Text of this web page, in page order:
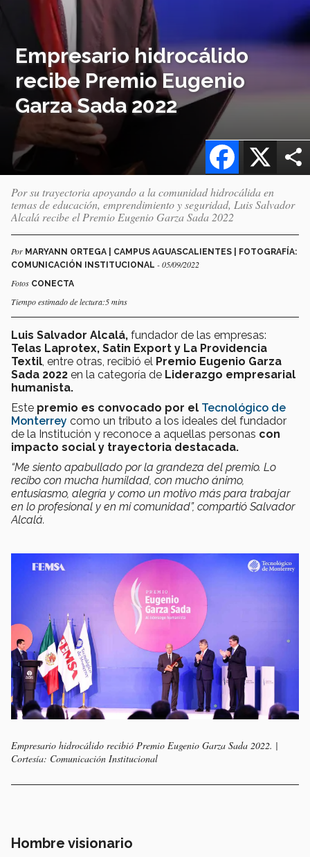
Empresario hidrocálido
recibe Premio Eugenio
Garza Sada 2022
X
Facebook
Por su trayectoria apoyando a la comunidad hidrocálida en
temas de educación, emprendimiento y seguridad, Luis Salvador
Alcalá recibe el Premio Eugenio Garza Sada 2022
Por MARYANN ORTEGA | CAMPUS AGUASCALIENTES | FOTOGRAFÍA:
COMUNICACIÓN INSTITUCIONAL - 05/09/2022
Fotos CONECTA
Tiempo estimado de lectura:5 mins
Luis Salvador Alcalá, fundador de las empresas:
Telas Laprotex, Satin Export y La Providencia
Textil , entre otras, recibió el Premio Eugenio Garza
Sada 2022 en la categoría de Liderazgo empresarial
humanista.
Este premio es convocado por el Tecnológico de
Monterrey como un tributo a los ideales del fundador
de la Institución y reconoce a aquellas personas con
impacto social y trayectoria destacada.
“Me siento apabullado por la grandeza del premio. Lo
recibo con mucha humildad, con mucho ánimo,
entusiasmo, alegría y como un motivo más para trabajar
en lo profesional y en mi comunidad”, compartió Salvador
Alcalá.
Empresario hidrocálido recibió Premio Eugenio Garza Sada 2022. |
Cortesía: Comunicación Institucional
Hombre visionario